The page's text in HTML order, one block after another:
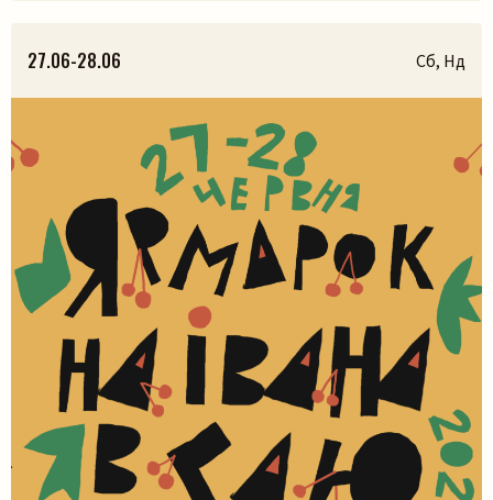
передати досвід і встановити зв’язок із сакральним.
Камінь, як матеріал, існував задовго до появи людини,
27.06-28.06 Сб, Нд